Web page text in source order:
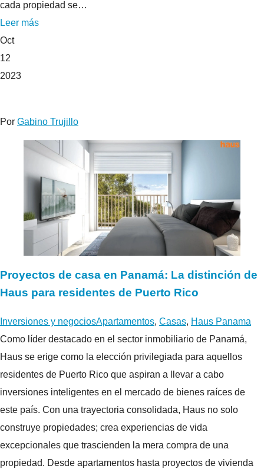
cada propiedad se…
Leer más
Oct
12
2023
Por Gabino Trujillo
Proyectos de casa en Panamá: La distinción de
Haus para residentes de Puerto Rico
Inversiones y negociosApartamentos, Casas, Haus Panama
Como líder destacado en el sector inmobiliario de Panamá,
Haus se erige como la elección privilegiada para aquellos
residentes de Puerto Rico que aspiran a llevar a cabo
inversiones inteligentes en el mercado de bienes raíces de
este país. Con una trayectoria consolidada, Haus no solo
construye propiedades; crea experiencias de vida
excepcionales que trascienden la mera compra de una
propiedad. Desde apartamentos hasta proyectos de vivienda